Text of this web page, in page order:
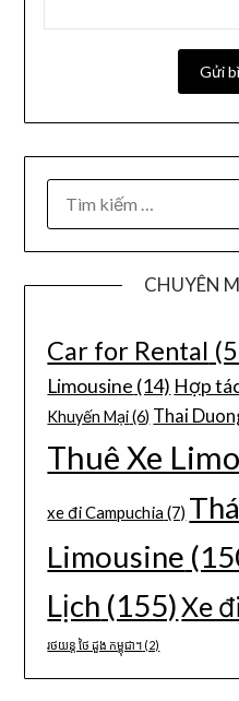
CHUYÊN
Car for Rental
Limousine (14) Hợp
Khuyến Mại(6) Thai
Thuê Xe
xe đi Campuchia(7)
Limousine
Lịch (155)Xe
រថយន្ត ថៃ ដួង កម្ពុជា។ (2)